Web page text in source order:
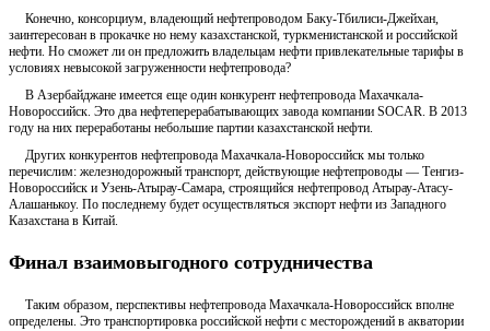
Конечно, консорциум, владеющий нефтепроводом Баку-Тбилиси-Джейхан,
заинтересован в прокачке но нему казахстанской, туркменистанской и российской
нефти. Но сможет ли он предложить владельцам нефти привлекательные тарифы в
условиях невысокой загруженности нефтепровода?
В Азербайджане имеется еще один конкурент нефтепровода Махачкала-
Новороссийск. Это два нефтеперерабатывающих завода компании SOCAR. В 2013
году на них переработаны небольшие партии казахстанской нефти.
Других конкурентов нефтепровода Махачкала-Новороссийск мы только
перечислим: железнодорожный транспорт, действующие нефтепроводы — Тенгиз-
Новороссийск и Узень-Атырау-Самара, строящийся нефтепровод Атырау-Атасу-
Алашанькоу. По последнему будет осуществляться экспорт нефти из Западного
Казахстана в Китай.
Финал взаимовыгодного сотрудничества
Таким образом, перспективы нефтепровода Махачкала-Новороссийск вполне
определены. Это транспортировка российской нефти с месторождений в акватории